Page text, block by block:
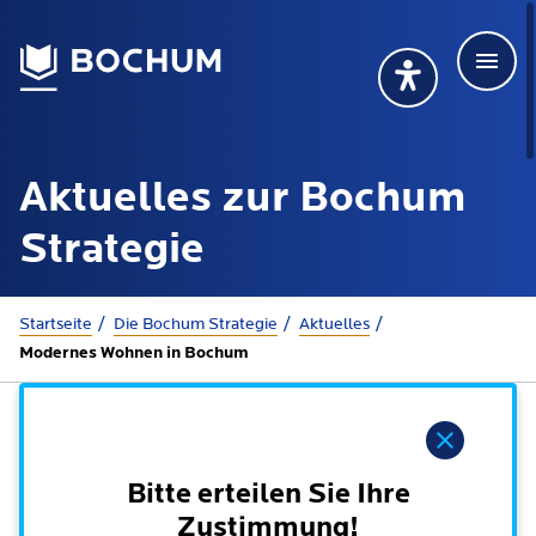
Übersetzung
Deutsch
Aktuelles zur Bochum
Strategie
Startseite Die Bochum Strategie Aktuelles
Modernes Wohnen in Bochum
Bitte erteilen Sie Ihre
Zustimmung!
Übersetzung wählen (öffnet sich in Google
Deutsch
115 anrufen
Rathaus
Online-Terminbuchung
Dienstleistungen nach Lebenslagen